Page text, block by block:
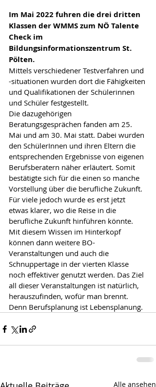
Im Mai 2022 fuhren die drei dritten
Klassen der WMMS zum NÖ Talente
Check im
Bildungsinformationszentrum St.
Pölten.
Mittels verschiedener Testverfahren und
-situationen wurden dort die Fähigkeiten
und Qualifikationen der Schülerinnen
und Schüler festgestellt.
Die dazugehörigen
Beratungsgesprächen fanden am 25.
Mai und am 30. Mai statt. Dabei wurden
den SchülerInnen und ihren Eltern die
entsprechenden Ergebnisse von eigenen
Berufsberatern näher erläutert. Somit
bestätigte sich für die einen so manche
Vorstellung über die berufliche Zukunft.
Für viele jedoch wurde es erst jetzt
etwas klarer, wo die Reise in die
berufliche Zukunft hinführen könnte.
Mit diesem Wissen im Hinterkopf
können dann weitere BO-
Veranstaltungen und auch die
Schnuppertage in der vierten Klasse
noch effektiver genutzt werden. Das Ziel
all dieser Veranstaltungen ist natürlich,
herauszufinden, wofür man brennt.
Denn Berufsplanung ist Lebensplanung.
Alle ansehen